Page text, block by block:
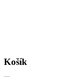
Košík